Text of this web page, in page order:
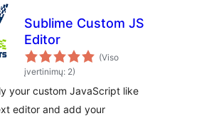
Sublime Custom JS
Editor
(Viso
įvertinimų: 2)
your custom JavaScript like
editor and add your